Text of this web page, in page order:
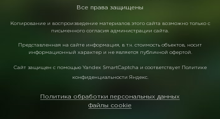
Все права защищены
Копирование и воспроизведение материалов этого сайта возможно только с
письменного согласия администрации сайта.
Представленная на сайте информация, в т.ч. стоимость объектов, носит
информационный характер и не является публичной офертой.
Сайт защищен с помощью Yandex SmartCaptcha и соответствует Политике
конфиденциальности Яндекс.
Политика обработки персональных данных
Файлы cookie